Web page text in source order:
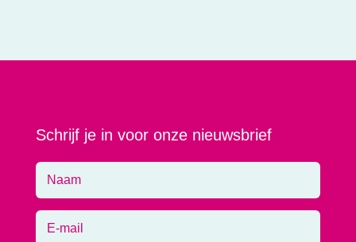
Schrijf je in voor onze nieuwsbrief